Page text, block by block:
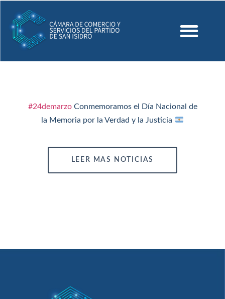
#24demarzoConmemoramos el Día Nacional de
la Memoria por la Verdad y la Justicia
LEER MAS NOTICIAS